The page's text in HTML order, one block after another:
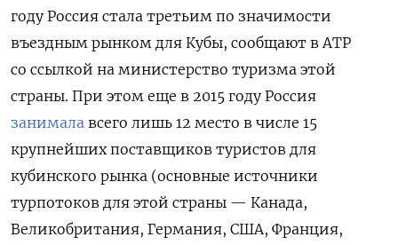
году Россия стала третьим по значимости
въездным рынком для Кубы, сообщают в АТР
со ссылкой на министерство туризма этой
страны. При этом еще в 2015 году Россия
занимала всего лишь 12 место в числе 15
крупнейших поставщиков туристов для
кубинского рынка (основные источники
турпотоков для этой страны — Канада,
Великобритания, Германия, США, Франция,